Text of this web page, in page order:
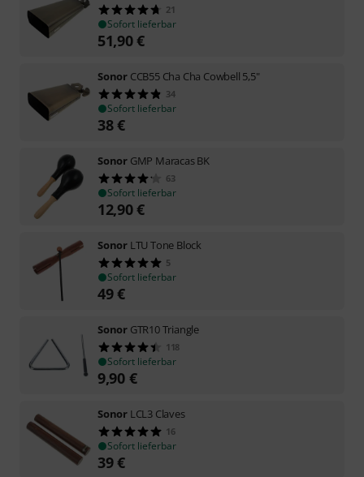
21
Sofort lieferbar
51,90€
Sonor CCB55 Cha Cha Cowbell 5,5"
34
Sofort lieferbar
38€
Sonor GMP Maracas BK
63
Sofort lieferbar
12,90€
Sonor LTU Tone Block
5
Sofort lieferbar
49€
Sonor GTR10 Triangle
118
Sofort lieferbar
9,90 €
Sonor LCL3 Claves
16
Sofort lieferbar
39€